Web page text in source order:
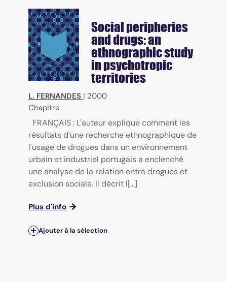
Social peripheries
and drugs: an
ethnographic study
in psychotropic
territories
L. FERNANDES | 2000
Chapitre
FRANÇAIS : L'auteur explique comment les
résultats d'une recherche ethnographique de
l'usage de drogues dans un environnement
urbain et industriel portugais a enclenché
une analyse de la relation entre drogues et
exclusion sociale. Il décrit l[...]
Plus d'info
Ajouter à la sélection